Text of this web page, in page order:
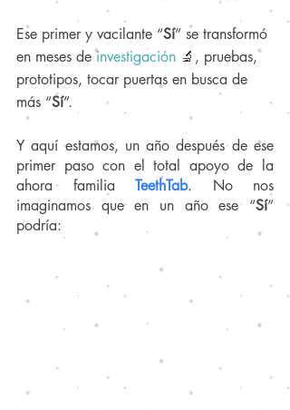
Ese primer y vacilante “Sí” se transformó
en meses de investigación 🔬, pruebas,
prototipos, tocar puertas en busca de
más “Sí”.
Y aquí estamos, un año después de ese
primer paso con el total apoyo de la
ahora familia TeethTab. No nos
imaginamos que en un año ese “Sí”
podría: